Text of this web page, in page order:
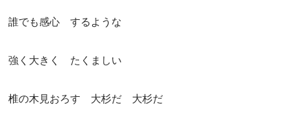
誰でも感心 するような
強く大きく たくましい
椎の木見おろす 大杉だ 大杉だ